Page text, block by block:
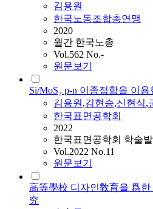
김용원
한국노동조합총연맹
2020
월간 한국노총
Vol.562 No.-
원문보기
Si/MoS₂ p-n 이종접합을 이용
김용원,김현승,신현식,
한국표면공학회
2022
한국표면공학회 학술
Vol.2022 No.11
원문보기
高等學校 디자인敎育을 爲
究